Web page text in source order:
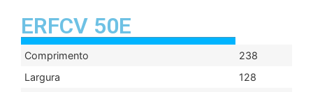
ERFCV 50E
Comprimento
238
Largura
128